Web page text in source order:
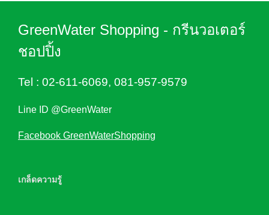
GreenWater Shopping - กรีนวอเตอร์
ชอปปิ้ง
Tel : 02-611-6069, 081-957-9579
Line ID @GreenWater
Facebook GreenWaterShopping
เกล็ดความรู้